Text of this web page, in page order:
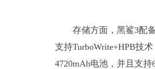
存储方面，黑鲨3配
支持TurboWrite+HPB技
4720mAh电池，并且支